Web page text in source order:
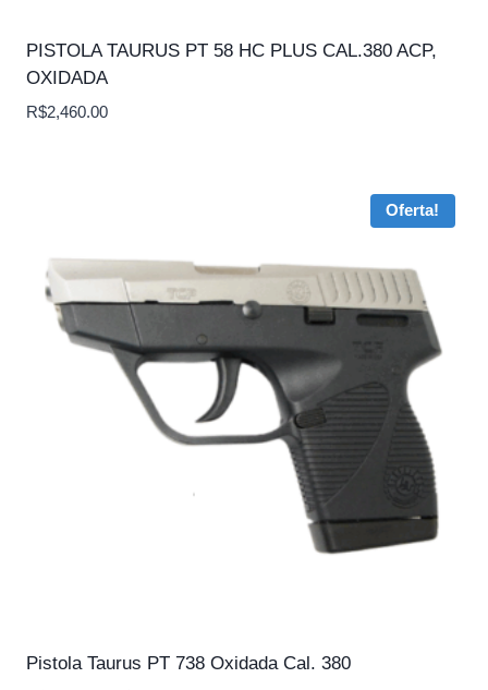
PISTOLA TAURUS PT 58 HC PLUS CAL.380 ACP,
OXIDADA
R$2,460.00
Oferta!
Pistola Taurus PT 738 Oxidada Cal. 380